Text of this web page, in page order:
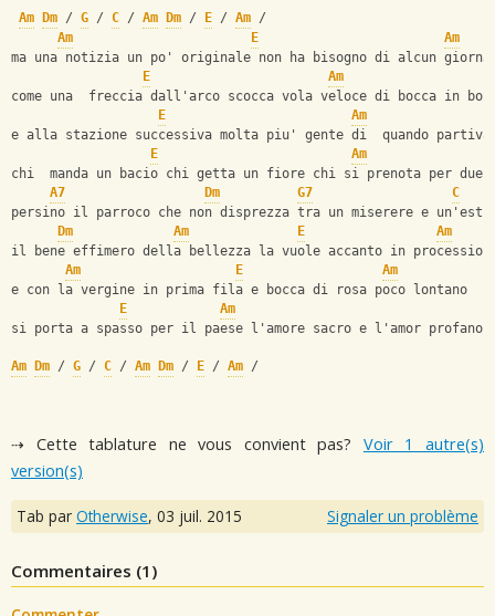
Am Dm / G / C / Am Dm / E / Am /
Am
E
Am
ma una notizia un po' originale non ha bisogno di alcun
E
Am
come una  freccia dall'arco scocca vola veloce di bocca in
E
Am
e alla stazione successiva molta piu' gente di  quando partiva
E
Am
chi  manda un bacio chi getta un fiore chi si prenota per due
A7
Dm G7
C
persino il parroco che non disprezza tra un miserere e
Dm
Am E
Am
il bene effimero della bellezza la vuole accanto in
Am
E
Am
e con la vergine in prima fila e bocca di rosa poco lontano
E
Am
si porta a spasso per il paese l'amore sacro e l'amor profano
Am Dm / G / C / Am Dm / E / Am /
⇢ Cette tablature ne vous convient pas? Voir 1 autre(s)
version(s)
Tab par Otherwise, 03 juil. 2015 Signaler un problème
Commentaires (1 )